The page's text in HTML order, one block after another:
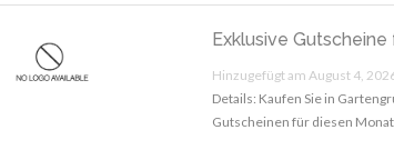
Exklusive
Hinzugefügt am August 4,
Details: Kaufen Sie in
Gutscheinen für diesen